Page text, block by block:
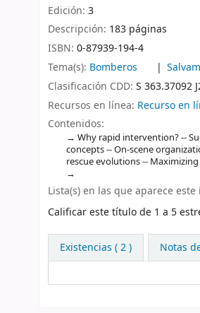
Edición: 3
Descripción: 183 páginas
ISBN: 0-87939-194-4
Tema(s): Bomberos
Clasificación CDD: S 363.37092
Recursos en línea: Recurso en
Contenidos:
Why rapid intervention? --
concepts -- On-scene
rescue evolutions --
Lista(s) en las que aparece este
Valoración
Calificar este título de 1 a 5
Existencias ( 2 ) Notas